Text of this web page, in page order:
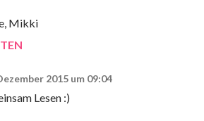
Mikki
2015 um 09:04
Lesen :)